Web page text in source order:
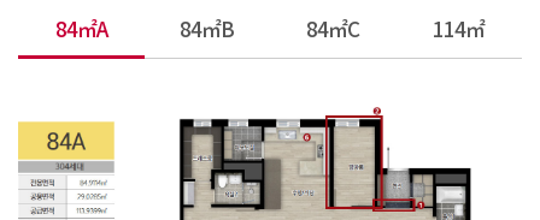
84㎡A 84㎡B 84㎡C 114㎡